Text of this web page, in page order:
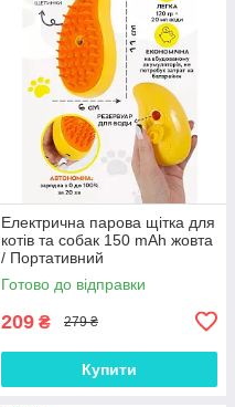
Електрична парова щітка для
котів та собак 150 mAh жовта
/ Портативний
акумуляторний гребінець для
догляду за шерстю тварин
Готово до відправки
209 ₴ 279 ₴
Купити